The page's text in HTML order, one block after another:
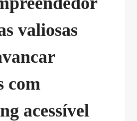
valiosas
com
acessível